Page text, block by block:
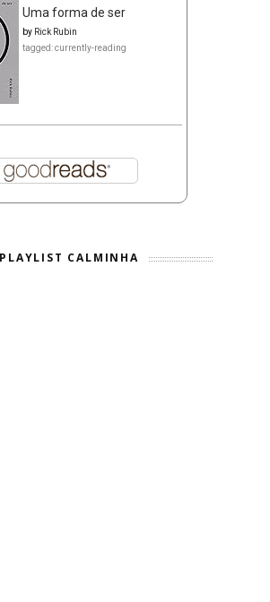
Uma forma de ser
by Rick Rubin
tagged: currently-reading
PLAYLIST CALMINHA